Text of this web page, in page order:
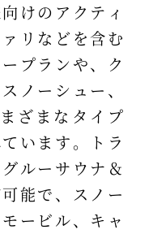
けのアクティ
リなどを含む
プランや、ク
ノーシュー、
ざまなタイプ
います。トラ
ルーサウナ＆
能で、スノー
ービル、キャ